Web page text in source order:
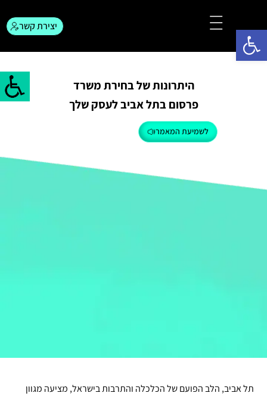
יצירת קשר
היתרונות של בחירת משרד
פרסום בתל אביב לעסק שלך
לשמיעת המאמר
תל אביב, הלב הפועם של הכלכלה והתרבות בישראל, מציעה מגוון
פתח סרגל נגישות